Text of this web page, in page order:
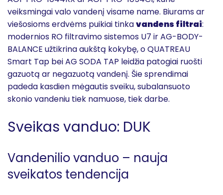
veiksmingai valo vandenį visame name. Biurams ar
viešosioms erdvėms puikiai tinkavandens filtrai:
modernios RO filtravimo sistemos U7 ir AG-BODY-
BALANCE užtikrina aukštą kokybę, o QUATREAU
Smart Tap bei AG SODA TAP leidžia patogiai ruošti
gazuotą ar negazuotą vandenį. Šie sprendimai
padeda kasdien mėgautis sveiku, subalansuoto
skonio vandeniu tiek namuose, tiek darbe.
Sveikas vanduo: DUK
Vandenilio vanduo – nauja
sveikatos tendencija